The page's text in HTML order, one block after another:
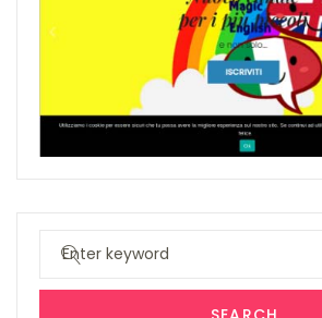
Search